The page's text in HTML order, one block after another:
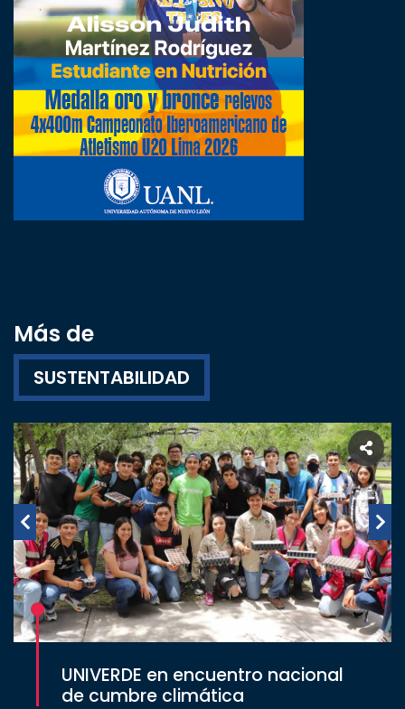
Más de
SUSTENTABILIDAD
UNIVERDE en encuentro nacional
de cumbre climática